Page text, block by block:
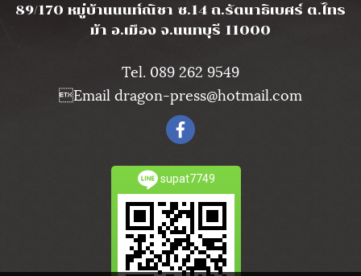
89/170 หมู่บ้านนนท์ณิชา ซ.14 ถ.รัตนาธิเบศร์ ต.ไทร
ม้า อ.เมือง จ.นนทบุรี 11000
Tel. 089 262 9549
Email dragon-press@hotmail.com
supat7749